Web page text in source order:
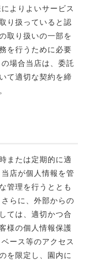
よりよいサービス
り扱っていると認
取り扱いの一部を
を行うために必要
場合当店は、委託
て適切な契約を締
または定期的に適
店が個人情報を管
管理を行うととも
らに、外部からの
ては、適切かつ合
様の個人情報保護
ース等のアクセス
を限定し、園内に